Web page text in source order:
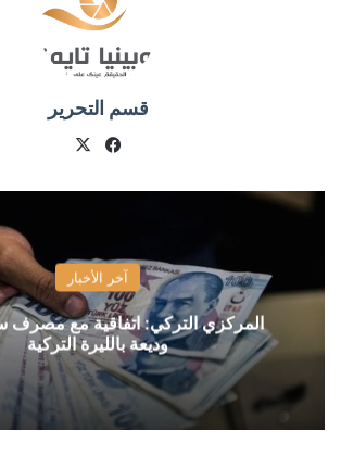
قسم التحرير
فيسبوك
آخر الأخبار
المركزي التركي: اتفاقية مع مصرف
وديعة بالليرة التركية